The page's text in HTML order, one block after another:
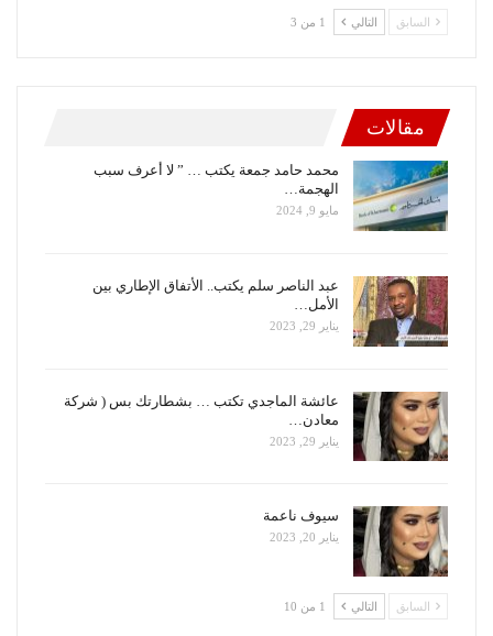
السابق التالي 1 من 3
مقالات
محمد حامد جمعة يكتب … ” لا أعرف سبب
الهجمة…
مايو 9, 2024
عبد الناصر سلم يكتب.. الأتفاق الإطاري بين
الأمل…
يناير 29, 2023
عائشة الماجدي تكتب … بشطارتك بس ( شركة
معادن…
يناير 29, 2023
سيوف ناعمة
يناير 20, 2023
السابق التالي 1 من 10